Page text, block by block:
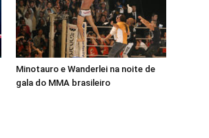
Minotauro e Wanderlei na noite de
gala do MMA brasileiro